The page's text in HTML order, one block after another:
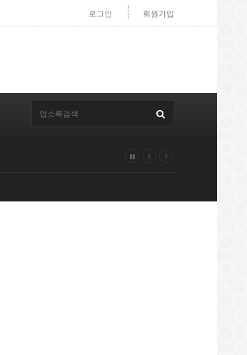
로그인 회원가입